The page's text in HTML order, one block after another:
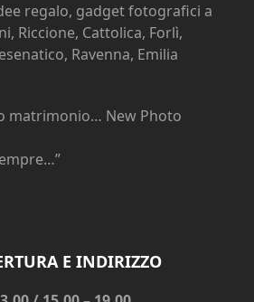
regalo, gadget fotografici a
Riccione, Cattolica, Forlì,
Ravenna, Emilia
matrimonio… New Photo
E INDIRIZZO